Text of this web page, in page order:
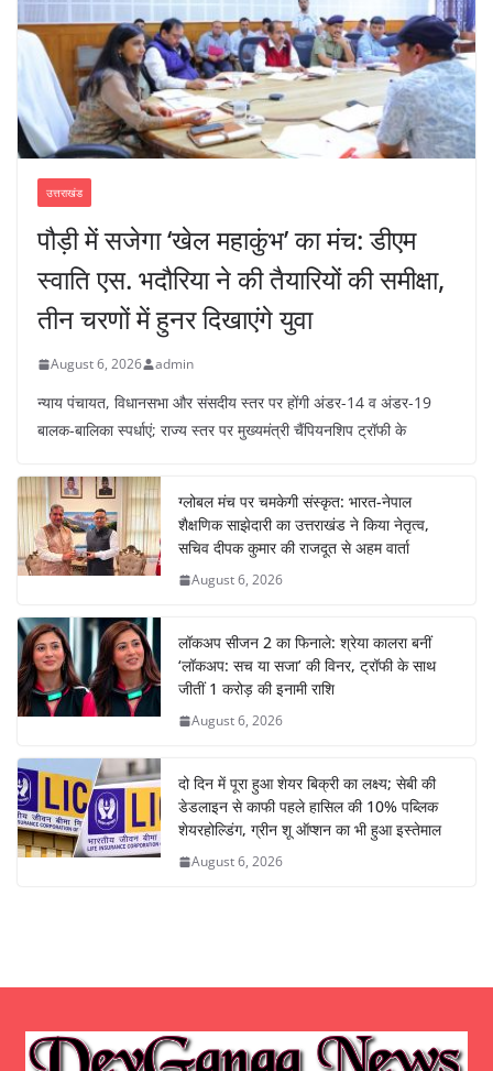
उत्तराखंड
पौड़ी में सजेगा ‘खेल महाकुंभ’ का मंच: डीएम
स्वाति एस. भदौरिया ने की तैयारियों की समीक्षा,
तीन चरणों में हुनर दिखाएंगे युवा
August 6, 2026 admin
न्याय पंचायत, विधानसभा और संसदीय स्तर पर होंगी अंडर-14 व अंडर-19
बालक-बालिका स्पर्धाएं; राज्य स्तर पर मुख्यमंत्री चैंपियनशिप ट्रॉफी के
ग्लोबल मंच पर चमकेगी संस्कृत: भारत-नेपाल
शैक्षणिक साझेदारी का उत्तराखंड ने किया नेतृत्व,
सचिव दीपक कुमार की राजदूत से अहम वार्ता
August 6, 2026
लॉकअप सीजन 2 का फिनाले: श्रेया कालरा बनीं
‘लॉकअप: सच या सजा’ की विनर, ट्रॉफी के साथ
जीतीं 1 करोड़ की इनामी राशि
August 6, 2026
दो दिन में पूरा हुआ शेयर बिक्री का लक्ष्य; सेबी की
डेडलाइन से काफी पहले हासिल की 10% पब्लिक
शेयरहोल्डिंग, ग्रीन शू ऑप्शन का भी हुआ इस्तेमाल
August 6, 2026